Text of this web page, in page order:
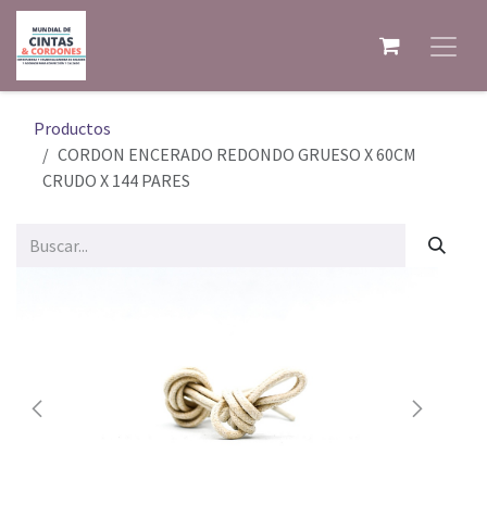
Ir al contenido
Productos
CORDON ENCERADO REDONDO GRUESO X 60CM
CRUDO X 144 PARES